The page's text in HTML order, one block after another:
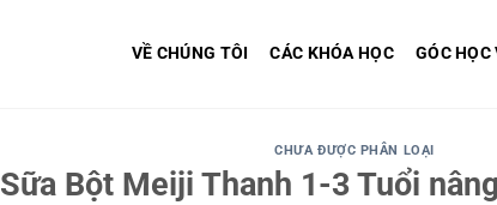
VỀ CHÚNG TÔI CÁC KHÓA HỌC GÓC HỌC
CHƯA ĐƯỢC PHÂN LOẠI
Sữa Bột Meiji Thanh 1-3 Tuổi